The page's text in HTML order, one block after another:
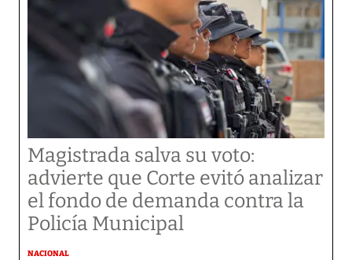
Magistrada salva su voto:
advierte que Corte evitó analizar
el fondo de demanda contra la
Policía Municipal
NACIONAL